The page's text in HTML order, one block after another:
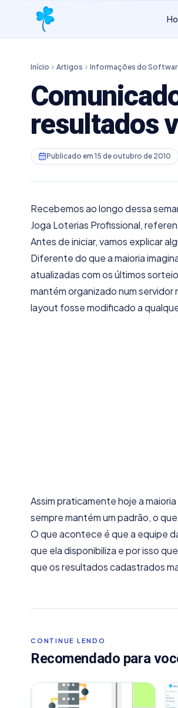
Início Artigos Informações do
resultados
Publicado em 15 de outubro de 2010
Recebemos ao longo dessa
Joga Loterias Profissional,
Antes de iniciar, vamos explicar
Diferente do que a maioria
atualizadas com os últimos
mantém organizado num servidor
layout fosse modificado a
Assim praticamente hoje a
sempre mantém um padrão, o
O que acontece é que a equipe
que ela disponibiliza e por isso
que os resultados cadastrados
CONTINUE LENDO
Recomendado para